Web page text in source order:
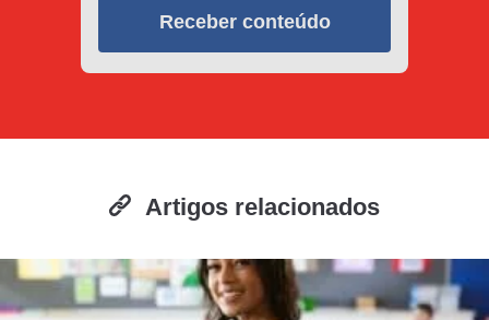
Receber conteúdo
Artigos relacionados